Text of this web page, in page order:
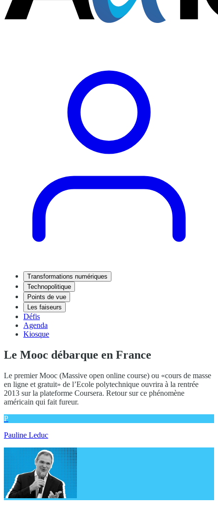
Transformations numériques
Technopolitique
Points de vue
Les faiseurs
Défis
Agenda
Kiosque
Le Mooc débarque en France
Le premier Mooc (Massive open online course) ou «cours de masse
en ligne et gratuit» de l’Ecole polytechnique ouvrira à la rentrée
2013 sur la plateforme Coursera. Retour sur ce phénomène
américain qui fait fureur.
P
Pauline Leduc